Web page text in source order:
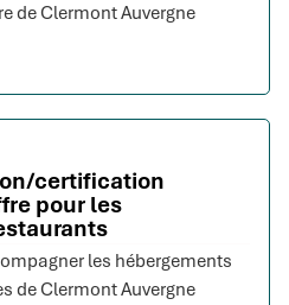
de Clermont Auvergne
certification
pour les
les hébergements
de Clermont Auvergne